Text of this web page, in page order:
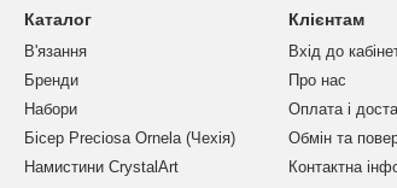
Каталог
В'язання
Бренди
Набори
Бісер Preciosa Ornela (Чехія)
Намистини CrystalArt
Клієнтам
Вхід до
Про нас
Оплата і
Обмін та
Контактна